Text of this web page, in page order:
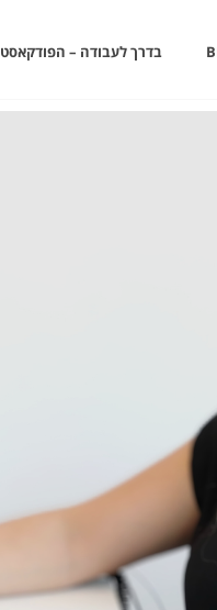
בדרך לעבודה – הפודקאסט